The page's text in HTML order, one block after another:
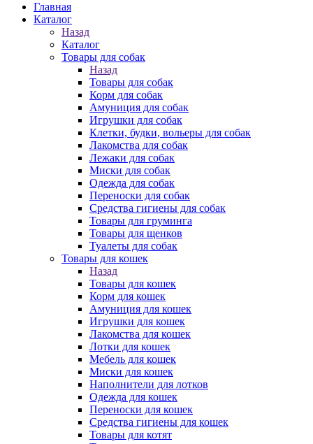
Главная
Каталог
Назад
Каталог
Товары для собак
Назад
Товары для собак
Корм для собак
Амуниция для собак
Игрушки для собак
Клетки, будки, вольеры для собак
Лакомства для собак
Лежаки для собак
Миски для собак
Одежда для собак
Переноски для собак
Средства гигиены для собак
Товары для груминга
Товары для щенков
Туалеты для собак
Товары для кошек
Назад
Товары для кошек
Корм для кошек
Амуниция для кошек
Игрушки для кошек
Лакомства для кошек
Лотки для кошек
Мебель для кошек
Миски для кошек
Наполнители для лотков
Одежда для кошек
Переноски для кошек
Средства гигиены для кошек
Товары для котят